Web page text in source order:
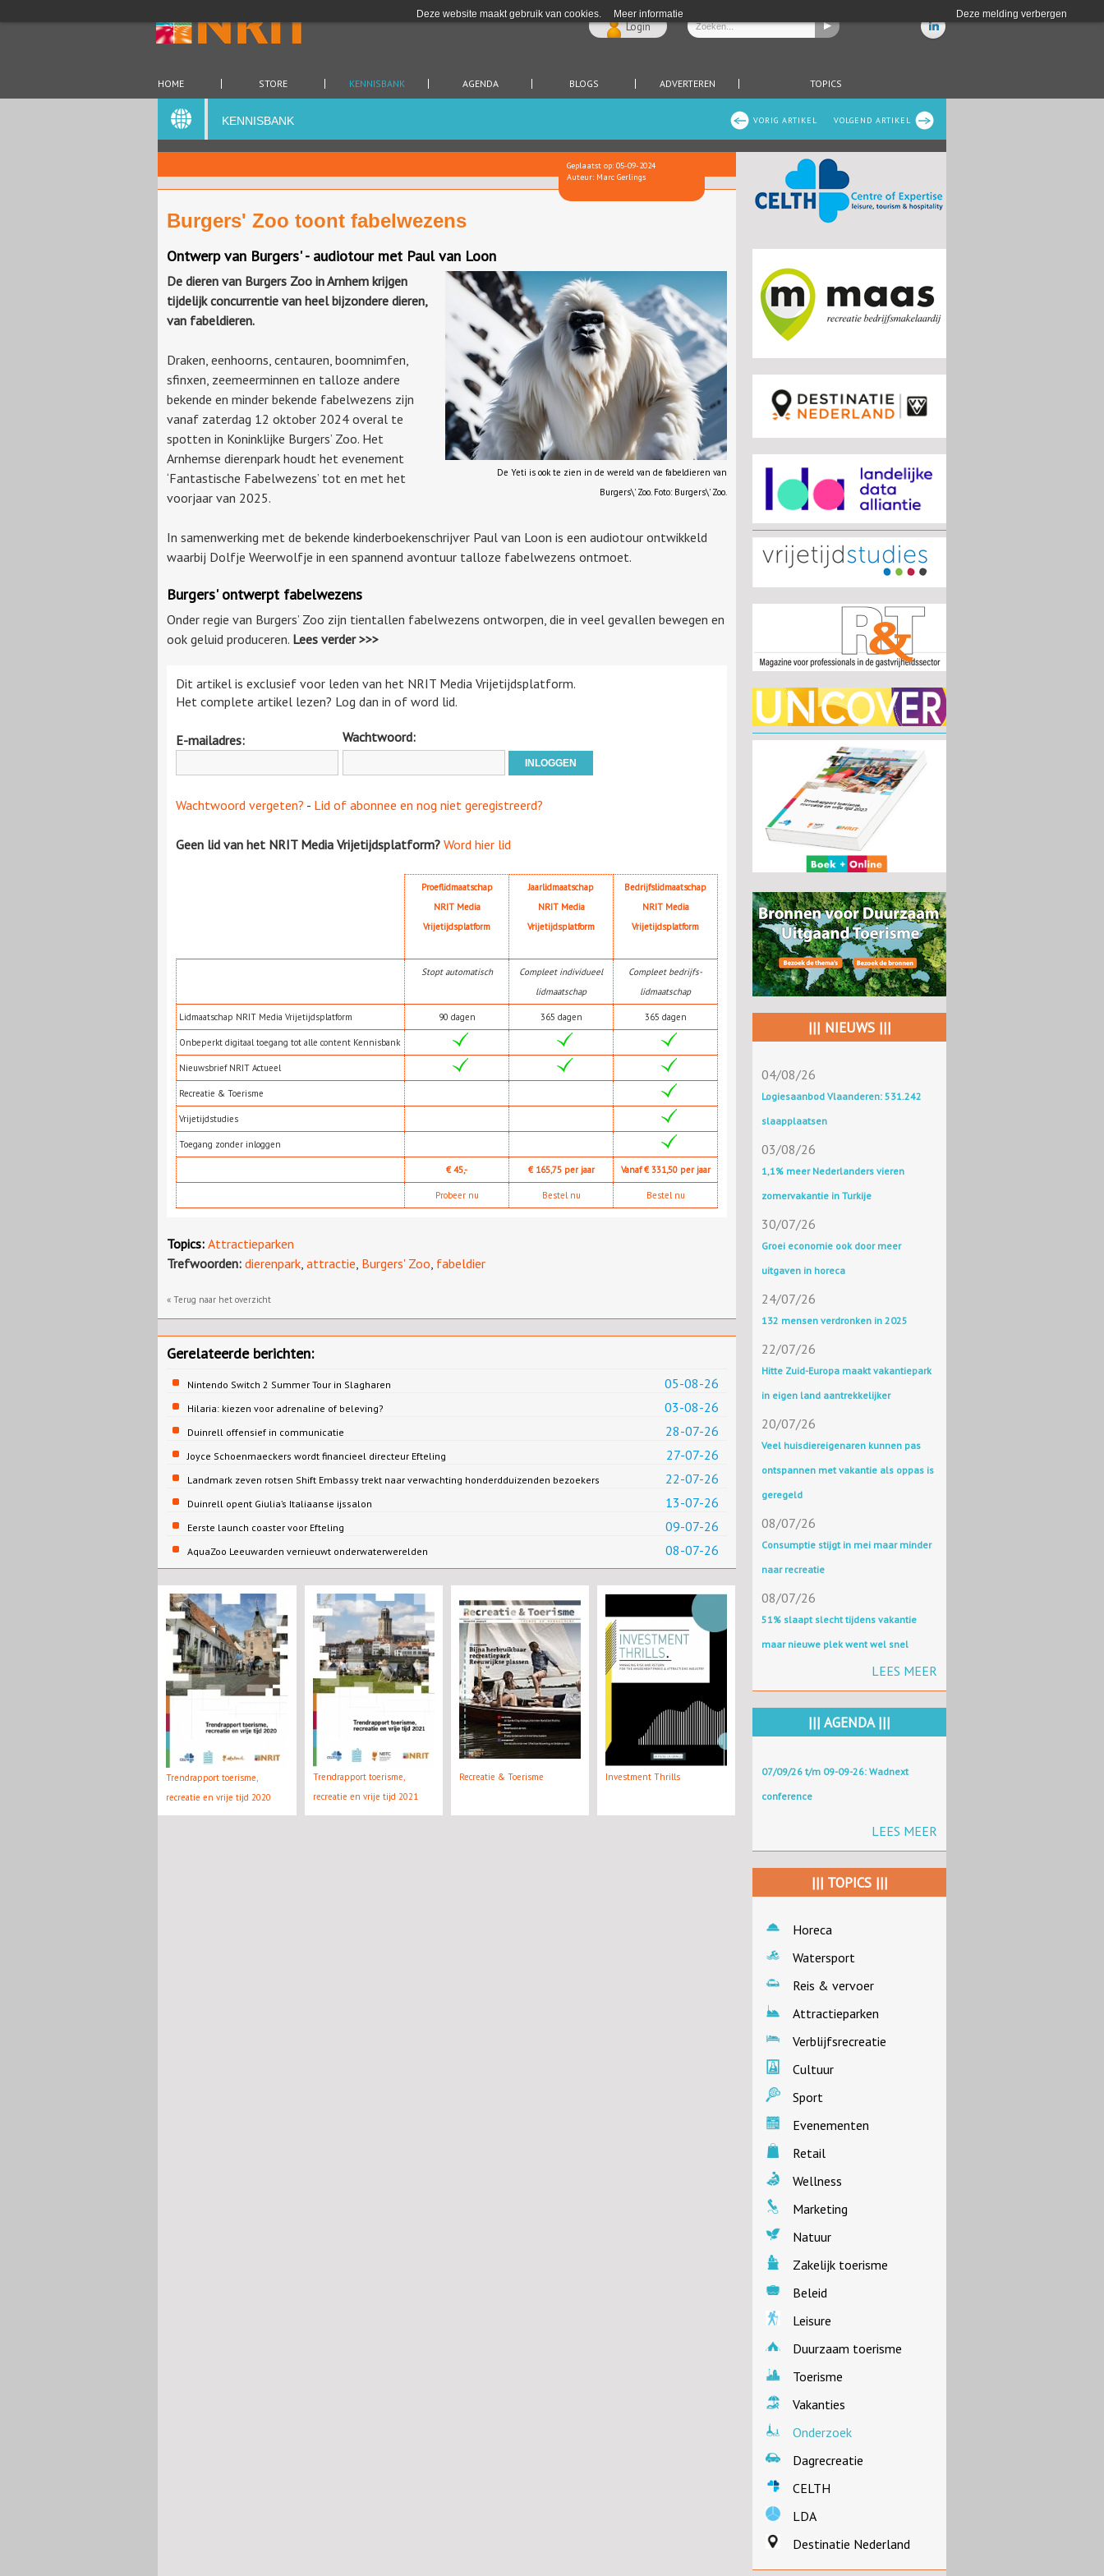
Deze website maakt gebruik van cookies. Meer informatie Deze melding verbergen
Login
HOME STORE KENNISBANK AGENDA BLOGS ADVERTEREN TOPICS
VOLGEND ARTIKEL
VORIG ARTIKEL
KENNISBANK
Geplaatst op: 05-09-2024
Auteur: Marc Gerlings
Burgers' Zoo toont fabelwezens
Ontwerp van Burgers' - audiotour met Paul van Loon
De Yeti is ook te zien in de wereld van de fabeldieren van
Burgers\' Zoo. Foto: Burgers\' Zoo.
De dieren van Burgers Zoo in Arnhem krijgen
tijdelijk concurrentie van heel bijzondere dieren,
van fabeldieren.
Draken, eenhoorns, centauren, boomnimfen,
sfinxen, zeemeerminnen en talloze andere
bekende en minder bekende fabelwezens zijn
vanaf zaterdag 12 oktober 2024 overal te
spotten in Koninklijke Burgers’ Zoo. Het
Arnhemse dierenpark houdt het evenement
‘Fantastische Fabelwezens’ tot en met het
voorjaar van 2025.
In samenwerking met de bekende kinderboekenschrijver Paul van Loon is een audiotour ontwikkeld
waarbij Dolfje Weerwolfje in een spannend avontuur talloze fabelwezens ontmoet.
Burgers' ontwerpt fabelwezens
Onder regie van Burgers’ Zoo zijn tientallen fabelwezens ontworpen, die in veel gevallen bewegen en
ook geluid produceren. Lees verder >>>
Dit artikel is exclusief voor leden van het NRIT Media Vrijetijdsplatform.
Het complete artikel lezen? Log dan in of word lid.
E-mailadres: Wachtwoord:
Wachtwoord vergeten? - Lid of abonnee en nog niet geregistreerd?
Geen lid van het NRIT Media Vrijetijdsplatform? Word hier lid
Proeflidmaatschap
NRIT Media
Vrijetijdsplatform
Jaarlidmaatschap
NRIT Media
Vrijetijdsplatform
Bedrijfslidmaatschap
NRIT Media
Vrijetijdsplatform
Stopt automatisch
Compleet individueel
lidmaatschap
Compleet bedrijfs-
lidmaatschap
Lidmaatschap NRIT Media Vrijetijdsplatform 90 dagen 365 dagen 365 dagen
Onbeperkt digitaal toegang tot alle content Kennisbank
Nieuwsbrief NRIT Actueel
Recreatie & Toerisme
Vrijetijdstudies
Toegang zonder inloggen
€ 45,- € 165,75 per jaar Vanaf € 331,50 per jaar
Probeer nu Bestel nu Bestel nu
Topics: Attractieparken
Trefwoorden: dierenpark attractie Burgers' Zoo fabeldier
« Terug naar het overzicht
Gerelateerde berichten:
05-08-26
Nintendo Switch 2 Summer Tour in Slagharen
03-08-26
Hilaria: kiezen voor adrenaline of beleving?
28-07-26
Duinrell offensief in communicatie
27-07-26
Joyce Schoenmaeckers wordt financieel directeur Efteling
22-07-26
Landmark zeven rotsen Shift Embassy trekt naar verwachting honderdduizenden bezoekers
13-07-26
Duinrell opent Giulia’s Italiaanse ijssalon
09-07-26
Eerste launch coaster voor Efteling
08-07-26
AquaZoo Leeuwarden vernieuwt onderwaterwerelden
Trendrapport toerisme,
recreatie en vrije tijd 2020
Trendrapport toerisme,
recreatie en vrije tijd 2021
Recreatie & Toerisme Investment Thrills
||| NIEUWS |||
04/08/26
Logiesaanbod Vlaanderen: 531.242
slaapplaatsen
03/08/26
1,1% meer Nederlanders vieren
zomervakantie in Turkije
30/07/26
Groei economie ook door meer
uitgaven in horeca
24/07/26
132 mensen verdronken in 2025
22/07/26
Hitte Zuid-Europa maakt vakantiepark
in eigen land aantrekkelijker
20/07/26
Veel huisdiereigenaren kunnen pas
ontspannen met vakantie als oppas is
geregeld
08/07/26
Consumptie stijgt in mei maar minder
naar recreatie
08/07/26
51% slaapt slecht tijdens vakantie
maar nieuwe plek went wel snel
LEES MEER
||| AGENDA |||
07/09/26 t/m 09-09-26: Wadnext
conference
LEES MEER
||| TOPICS |||
Horeca
Watersport
Reis & vervoer
Attractieparken
Verblijfsrecreatie
Cultuur
Sport
Evenementen
Retail
Wellness
Marketing
Natuur
Zakelijk toerisme
Beleid
Leisure
Duurzaam toerisme
Toerisme
Vakanties
Onderzoek
Dagrecreatie
CELTH
LDA
Destinatie Nederland